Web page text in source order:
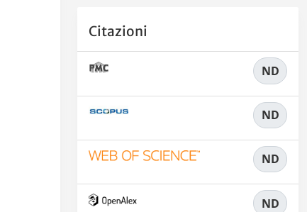
Citazioni
ND
ND
ND
ND